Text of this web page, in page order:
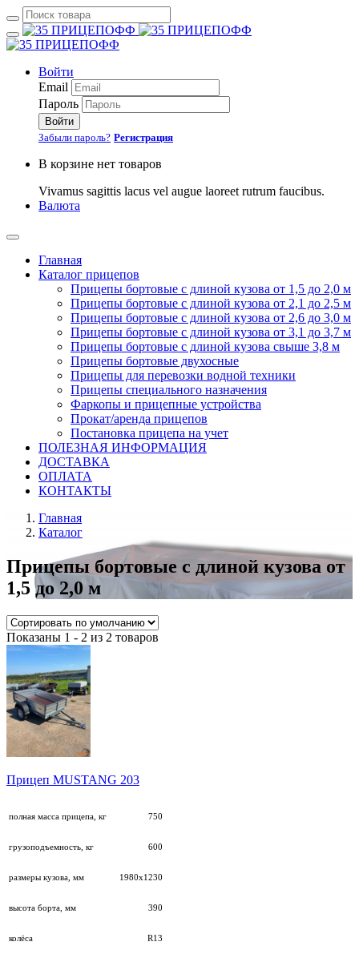
Войти
Email
Пароль
Войти
Забыли пароль? Регистрация
В корзине нет товаров
Vivamus sagittis lacus vel augue laoreet rutrum faucibus.
Валюта
Главная
Каталог прицепов
Прицепы бортовые с длиной кузова от 1,5 до 2,0 м
Прицепы бортовые с длиной кузова от 2,1 до 2,5 м
Прицепы бортовые с длиной кузова от 2,6 до 3,0 м
Прицепы бортовые с длиной кузова от 3,1 до 3,7 м
Прицепы бортовые с длиной кузова свыше 3,8 м
Прицепы бортовые двухосные
Прицепы для перевозки водной техники
Прицепы специального назначения
Фаркопы и прицепные устройства
Прокат/аренда прицепов
Постановка прицепа на учет
ПОЛЕЗНАЯ ИНФОРМАЦИЯ
ДОСТАВКА
ОПЛАТА
КОНТАКТЫ
Главная
Каталог
Прицепы бортовые с длиной кузова от
1,5 до 2,0 м
Показаны 1 - 2 из 2 товаров
Прицеп MUSTANG 203
полная масса прицепа, кг 750
грузоподъемность, кг 600
размеры кузова, мм 1980х1230
высота борта, мм 390
колёса R13